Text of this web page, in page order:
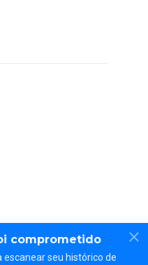
comprometido
escanear seu histórico de